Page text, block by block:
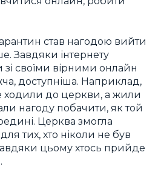
став нагодою вийти
Завдяки інтернету
зі своїми вірними онлайн
доступніша. Наприклад,
ходили до церкви, а жили
нагоду побачити, як той
Церква змогла
тих, хто ніколи не був
цьому хтось прийде